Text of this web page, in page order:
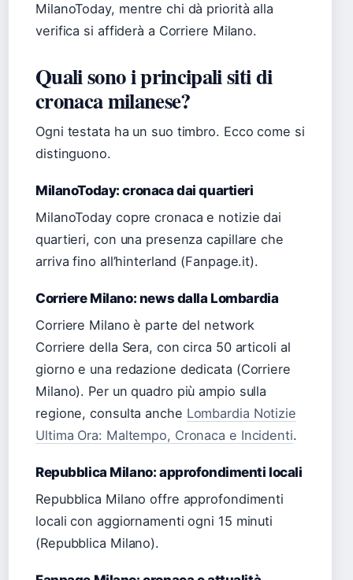
MilanoToday, mentre chi dà priorità alla
verifica si affiderà a Corriere Milano.
Quali sono i principali siti di
cronaca milanese?
Ogni testata ha un suo timbro. Ecco come si
distinguono.
MilanoToday: cronaca dai quartieri
MilanoToday copre cronaca e notizie dai
quartieri, con una presenza capillare che
arriva fino all’hinterland (Fanpage.it).
Corriere Milano: news dalla Lombardia
Corriere Milano è parte del network
Corriere della Sera, con circa 50 articoli al
giorno e una redazione dedicata (Corriere
Milano). Per un quadro più ampio sulla
regione, consulta anche Lombardia Notizie
Ultima Ora: Maltempo, Cronaca e Incidenti.
Repubblica Milano: approfondimenti locali
Repubblica Milano offre approfondimenti
locali con aggiornamenti ogni 15 minuti
(Repubblica Milano).